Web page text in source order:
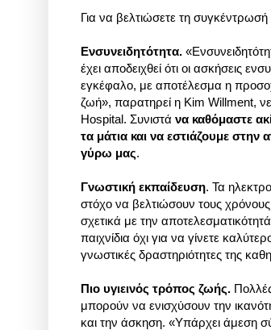
Για να βελτιώσετε τη
Ενσυνειδητότητα.
έχει αποδειχθεί ότι οι ασκήσεις
εγκέφαλο, με αποτέλεσμα η
ζωή», παρατηρεί η Kim Willment,
Hospital. Συνιστά να καθόμαστε
τα μάτια και να εστιάζουμε στην
γύρω μας.
Γνωστική εκπαίδευση. Τα
στόχο να βελτιώσουν τους
σχετικά με την
παιχνίδια όχι για να γίνετε
γνωστικές δραστηριότητες της
Πιο υγιεινός τρόπος ζωής.
μπορούν να ενισχύσουν την
και την άσκηση. «Υπάρχει άμεση